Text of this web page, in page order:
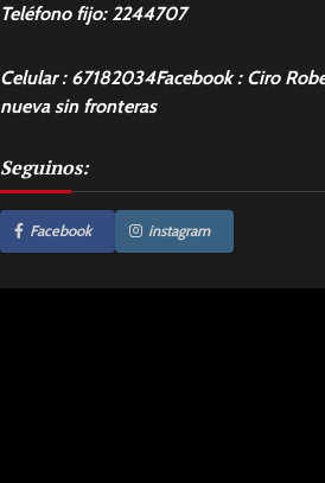
Teléfono fijo: 2244707
Celular : 67182034Facebook : Ciro
nueva sin fronteras
Seguinos:
Facebook instagram